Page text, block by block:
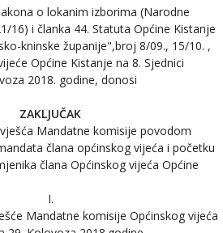
o lokanim izborima (Narodne
16) i članka 44. Statuta Općine Kistanje
kninske županije",broj 8/09., 15/10. ,
Općine Kistanje na 8. Sjednici
2018. godine, donosi
ZAKLJUČAK
Mandatne komisije povodom
člana općinskog vijeća i početku
člana Općinskog vijeća Općine
I.
Mandatne komisije Općinskog vijeća